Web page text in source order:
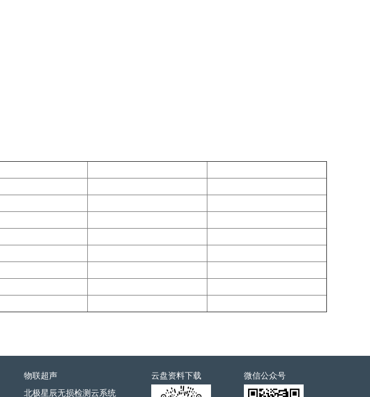
物联超声 云盘资料下载 微信公众号
北极星辰无损检测云系统